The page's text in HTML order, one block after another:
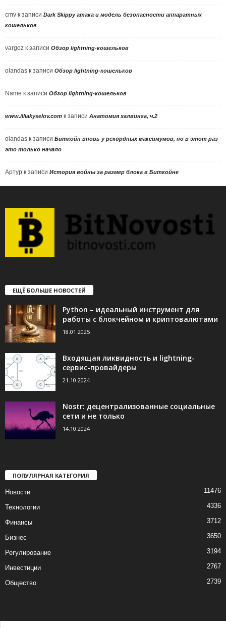
cmv к записи Dark Skippy атака и модель безопасности аппаратных
кошельков
vargoz к записи Обзор lightning-кошельков
olandas к записи Обзор lightning-кошельков
Name к записи Обзор lightning-кошельков
www.illiakyselov.com к записи Анатомия халвинга, ч.2
olandas к записи Биткойн вновь у рекордных максимумов, но в этот раз
это только начало
Артур к записи История войны за размер блока в Биткойне
ЕЩЁ БОЛЬШЕ НОВОСТЕЙ
Python – идеальный инструмент для
работы с блокчейном и криптовалютами
18.01.2025
Входящая ликвидность и lightning-
сервис-провайдеры
21.10.2024
Nostr: децентрализованные социальные
сети и не только
14.10.2024
ПОПУЛЯРНАЯ КАТЕГОРИЯ
Новости 11476
Технологии 4336
Финансы 3712
Бизнес 3650
Регулирование 3194
Инвестиции 2767
Общество 2739